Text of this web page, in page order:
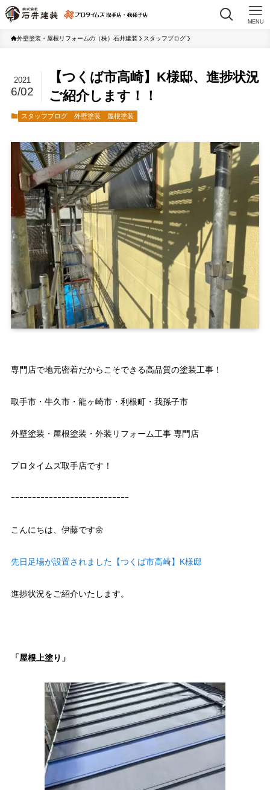
MENU
外壁塗装・屋根リフォームの（株）石井建装 スタッフブログ
【つくば市高崎】K様邸、進捗状況
ご紹介します！！
2021
6/02
スタッフブログ 外壁塗装 屋根塗装
専門店で地元密着だからこそできる高品質の塗装工事！
取手市・牛久市・龍ヶ崎市・利根町・我孫子市
外壁塗装・屋根塗装・外装リフォーム工事 専門店
プロタイムズ取手店です！
ｰｰｰｰｰｰｰｰｰｰｰｰｰｰｰｰｰｰｰｰｰｰｰｰｰｰｰｰ
こんにちは、伊藤です🌼
先日足場が設置されました【つくば市高崎】K様邸
進捗状況をご紹介いたします。
「屋根上塗り」